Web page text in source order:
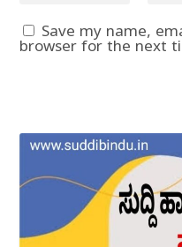
Save my name,
browser for the next